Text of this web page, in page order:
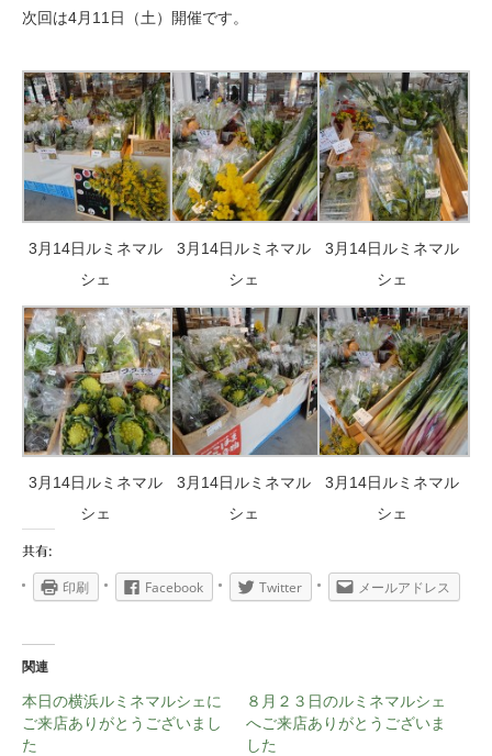
次回は4月11日（土）開催です。
3月14日ルミネマル
シェ
3月14日ルミネマル
シェ
3月14日ルミネマル
シェ
3月14日ルミネマル
シェ
3月14日ルミネマル
シェ
3月14日ルミネマル
シェ
共有:
印刷 Facebook Twitter メールアドレス
関連
本日の横浜ルミネマルシェに
ご来店ありがとうございまし
た
８月２３日のルミネマルシェ
へご来店ありがとうございま
した